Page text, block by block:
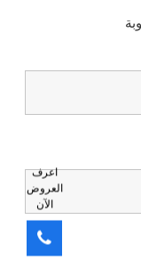
اعرف
العروض
الآن